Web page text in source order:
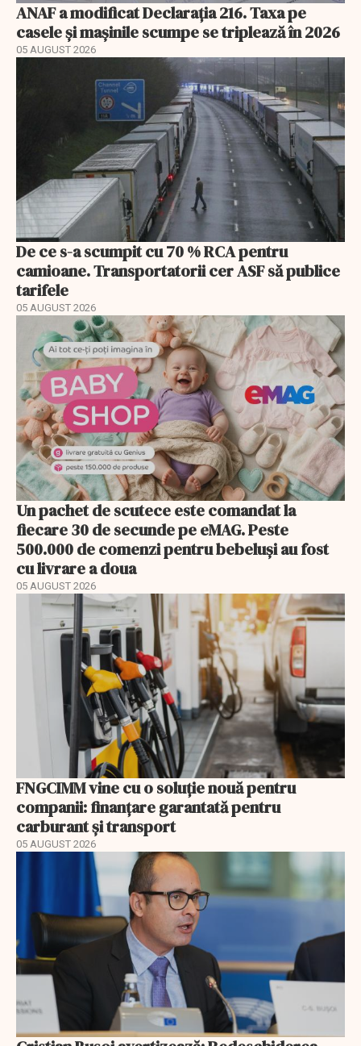
ANAF a modificat Declarația 216. Taxa pe
casele și mașinile scumpe se triplează în 2026
05 AUGUST 2026
De ce s-a scumpit cu 70 % RCA pentru
camioane. Transportatorii cer ASF să publice
tarifele
05 AUGUST 2026
Un pachet de scutece este comandat la
fiecare 30 de secunde pe eMAG. Peste
500.000 de comenzi pentru bebeluși au fost
cu livrare a doua
05 AUGUST 2026
FNGCIMM vine cu o soluție nouă pentru
companii: finanțare garantată pentru
carburant și transport
05 AUGUST 2026